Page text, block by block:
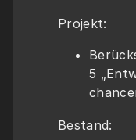
Projekt:
5
Bestand: